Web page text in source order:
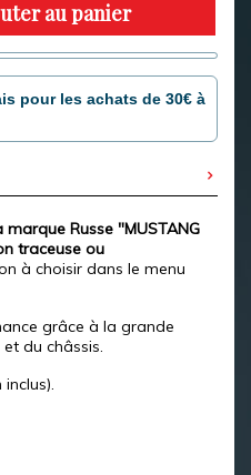
au panier
pour les achats de 30€ à
Russe "MUSTANG
traceuse ou
à choisir dans le menu
grâce à la grande
du châssis.